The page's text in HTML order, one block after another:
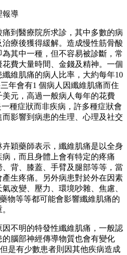
報導
到醫療院所求診，其中多數的病
療後獲得緩解。造成慢性筋骨酸
其中一種，但不容易被診斷，常
費大量時間、金錢及精神。一個
維肌痛的病人比率，大約每年10
年會有1 個病人因纖維肌痛而住
元，高過一般病人每年的花費
種症狀而非疾病，許多種症狀會
影響到病患的生理、心理及社交
穎藥師表示，纖維肌痛是以全身
，而且身體上會有特定的疼痛
背、膝蓋、手臂及腿部等等，當
生疼痛。另外病患對於外在因素
改變、壓力、環境吵雜、焦慮、
物等等都可能會影響纖維肌痛的
不明的特發性纖維肌痛，一般認
腦部神經傳導物質也會有變化
是有少數患者則因其他疾病造成